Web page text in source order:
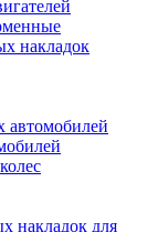
накладок
автомобилей
накладок для